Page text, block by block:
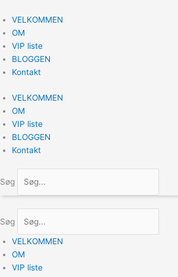
til
indholdet
VELKOMMEN
OM
VIP liste
BLOGGEN
Kontakt
VELKOMMEN
OM
VIP liste
BLOGGEN
Kontakt
Søg
Søg
VELKOMMEN
OM
VIP liste